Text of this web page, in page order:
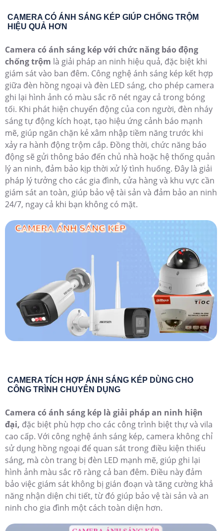
CAMERA CÓ ÁNH SÁNG KÉP GIÚP CHỐNG TRỘM
HIỆU QUẢ HƠN
Camera có ánh sáng kép với chức năng báo động
chống trộm là giải pháp an ninh hiệu quả, đặc biệt khi
giám sát vào ban đêm. Công nghệ ánh sáng kép kết hợp
giữa đèn hồng ngoại và đèn LED sáng, cho phép camera
ghi lại hình ảnh có màu sắc rõ nét ngay cả trong bóng
tối. Khi phát hiện chuyển động của con người, đèn nháy
sáng tự động kích hoạt, tạo hiệu ứng cảnh báo mạnh
mẽ, giúp ngăn chặn kẻ xâm nhập tiềm năng trước khi
xảy ra hành động trộm cắp. Đồng thời, chức năng báo
động sẽ gửi thông báo đến chủ nhà hoặc hệ thống quản
lý an ninh, đảm bảo kịp thời xử lý tình huống. Đây là giải
pháp lý tưởng cho các gia đình, cửa hàng và khu vực cần
giám sát an toàn, giúp bảo vệ tài sản và đảm bảo an ninh
24/7, ngay cả khi bạn không có mặt.
CAMERA TÍCH HỢP ÁNH SÁNG KÉP DÙNG CHO
CÔNG TRÌNH CHUYÊN DỤNG
Camera có ánh sáng kép là giải pháp an ninh hiện
đại, đặc biệt phù hợp cho các công trình biệt thự và vila
cao cấp. Với công nghệ ánh sáng kép, camera không chỉ
sử dụng hồng ngoại để quan sát trong điều kiện thiếu
sáng, mà còn trang bị đèn LED mạnh mẽ, giúp ghi lại
hình ảnh màu sắc rõ ràng cả ban đêm. Điều này đảm
bảo việc giám sát không bị gián đoạn và tăng cường khả
năng nhận diện chi tiết, từ đó giúp bảo vệ tài sản và an
ninh cho gia đình một cách toàn diện hơn.